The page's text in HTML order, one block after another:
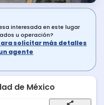
interesada en este lugar
u operación?
solicitar más detalles
agente
de México